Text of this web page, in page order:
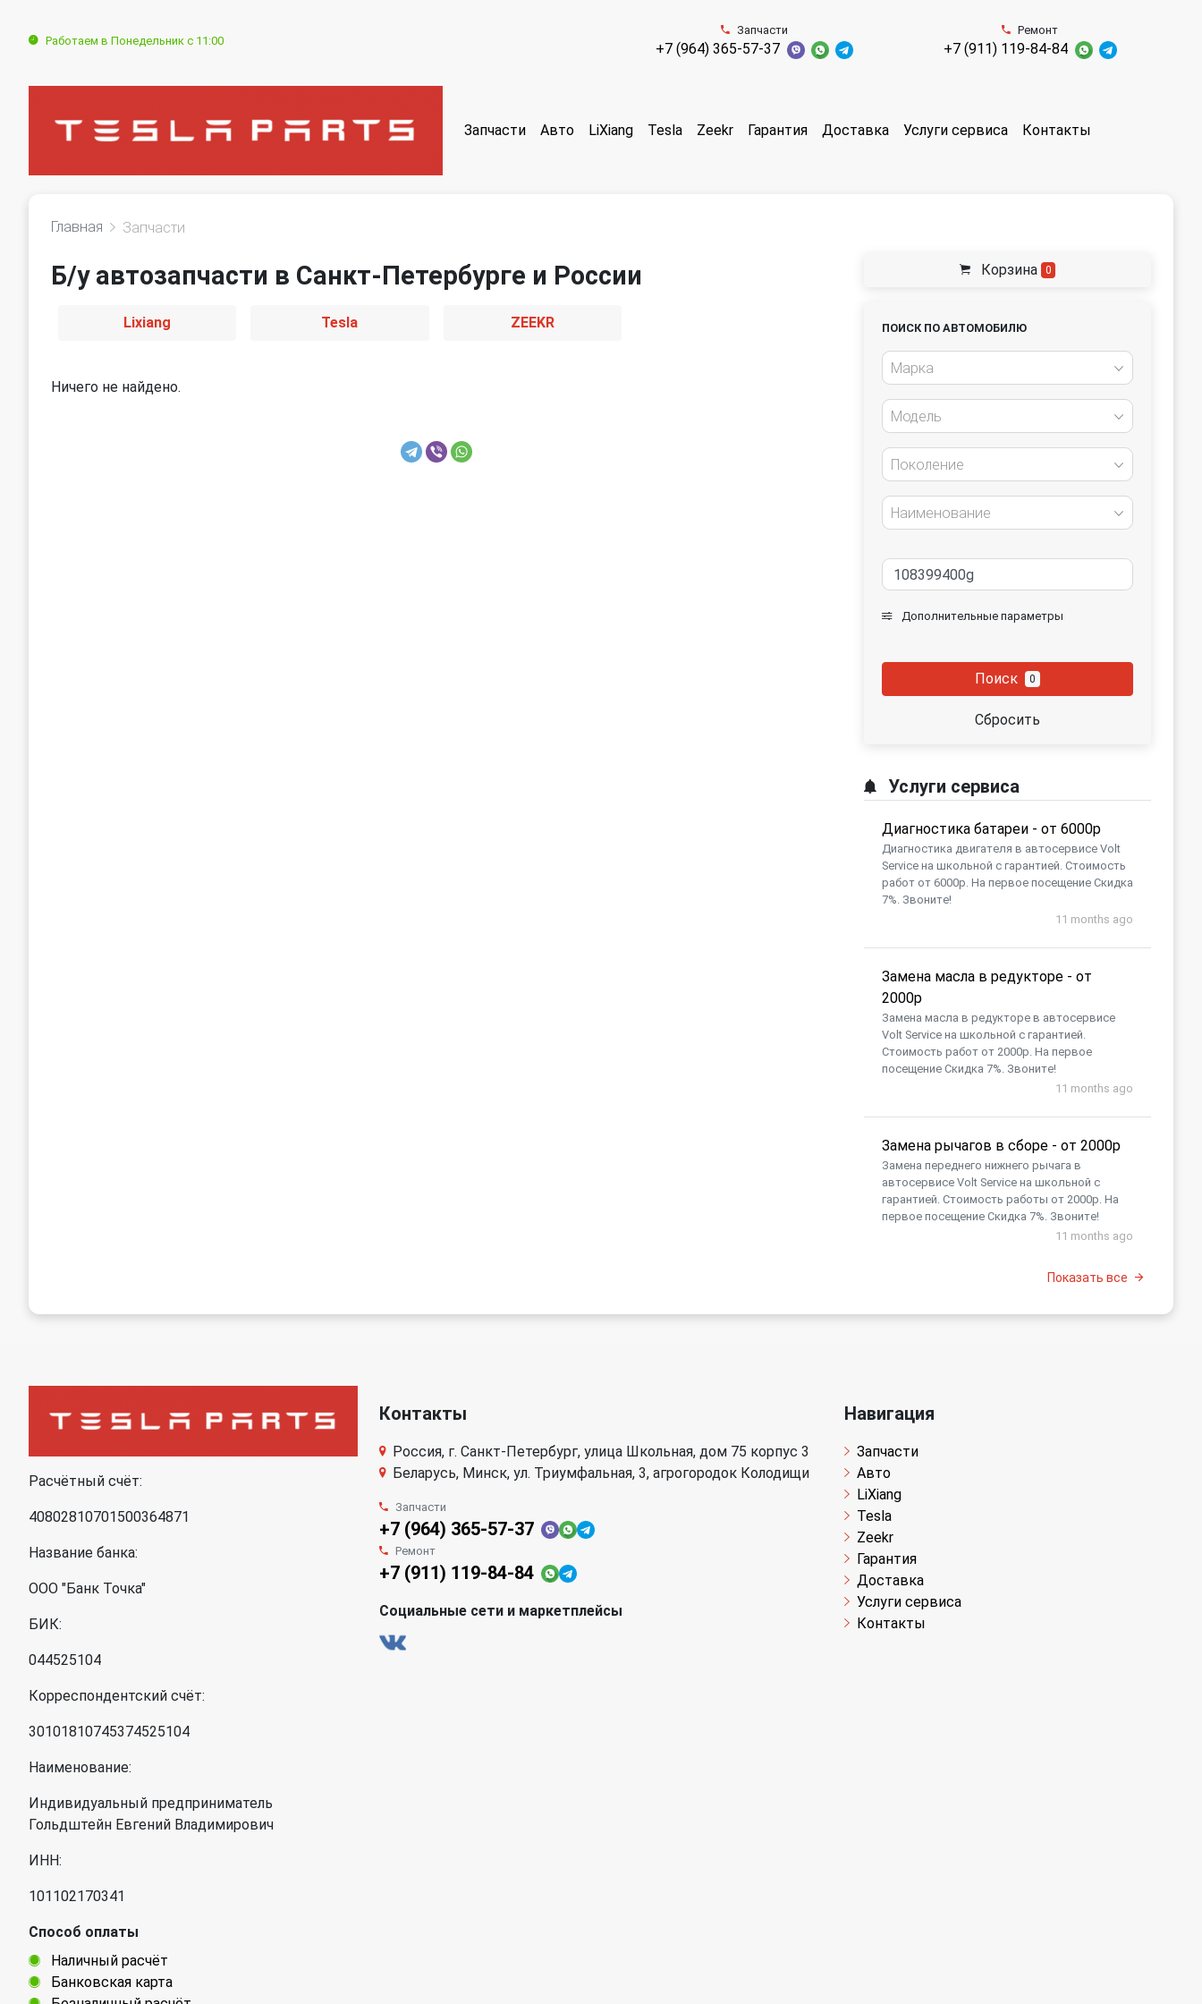
Работаем в Понедельник с 11:00
Запчасти
+7 (964) 365-57-37
Ремонт
+7 (911) 119-84-84
Запчасти Авто LiXiang Tesla Zeekr Гарантия Доставка Услуги сервиса Контакты
Главная Запчасти
Б/у автозапчасти в Санкт-Петербурге и России
Lixiang Tesla ZEEKR
Ничего не найдено.
Корзина 0
ПОИСК ПО АВТОМОБИЛЮ
Марка
Модель
Поколение
Наименование
Дополнительные параметры
Поиск 0
Сбросить
Услуги сервиса
Диагностика батареи - от 6000р
Диагностика двигателя в автосервисе Volt
Service на школьной с гарантией. Стоимость
работ от 6000р. На первое посещение Скидка
7%. Звоните!
11 months ago
Замена масла в редукторе - от
2000р
Замена масла в редукторе в автосервисе
Volt Service на школьной с гарантией.
Стоимость работ от 2000р. На первое
посещение Скидка 7%. Звоните!
11 months ago
Замена рычагов в сборе - от 2000р
Замена переднего нижнего рычага в
автосервисе Volt Service на школьной с
гарантией. Стоимость работы от 2000р. На
первое посещение Скидка 7%. Звоните!
11 months ago
Показать все
Расчётный счёт:
40802810701500364871
Название банка:
ООО "Банк Точка"
БИК:
044525104
Корреспондентский счёт:
30101810745374525104
Наименование:
Индивидуальный предприниматель
Гольдштейн Евгений Владимирович
ИНН:
101102170341
Способ оплаты
Наличный расчёт
Банковская карта
Контакты
Россия, г. Санкт-Петербург, улица Школьная, дом 75 корпус 3
Беларусь, Минск, ул. Триумфальная, 3, агрогородок Колодищи
Запчасти
+7 (964) 365-57-37
Ремонт
+7 (911) 119-84-84
Социальные сети и маркетплейсы
Навигация
Запчасти
Авто
LiXiang
Tesla
Zeekr
Гарантия
Доставка
Услуги сервиса
Контакты